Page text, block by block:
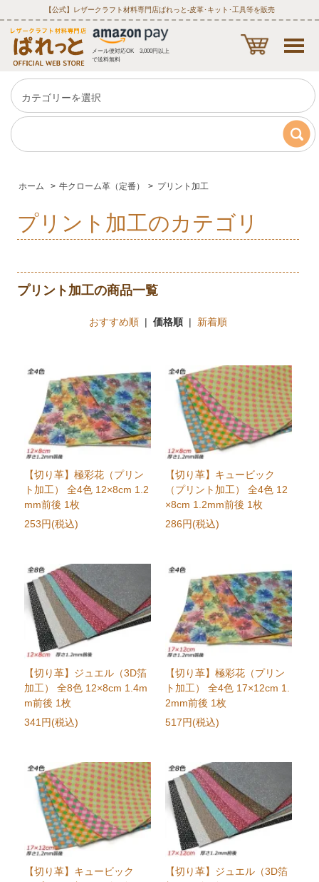
【公式】レザークラフト材料専門店ぱれっと‐皮革･キット･工具等を販売
メール便対応OK 3,000円以上
で送料無料
ホーム > 牛クローム革（定番） > プリント加工
プリント加工のカテゴリ
プリント加工の商品一覧
おすすめ順| 価格順| 新着順
【切り革】極彩花（プリン
ト加工） 全4色 12×8cm 1.2
mm前後 1枚
253円(税込)
【切り革】キュービック
（プリント加工） 全4色 12
×8cm 1.2mm前後 1枚
286円(税込)
【切り革】ジュエル（3D箔
加工） 全8色 12×8cm 1.4m
m前後 1枚
341円(税込)
【切り革】極彩花（プリン
ト加工） 全4色 17×12cm 1.
2mm前後 1枚
517円(税込)
【切り革】キュービック
【切り革】ジュエル（3D箔